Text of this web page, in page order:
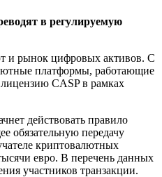
в регулируемую
и рынок цифровых активов. С
платформы, работающие
CASP в рамках
действовать правило
обязательную передачу
криптовалютных
евро. В перечень данных
участников транзакции.